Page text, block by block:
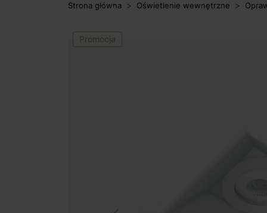
Strona główna Oświetlenie wewnętrzne
Promocja